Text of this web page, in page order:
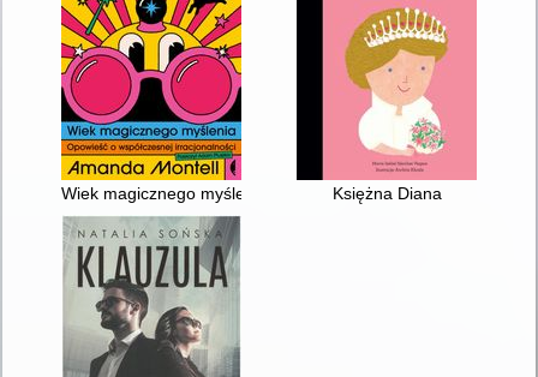
Wiek magicznego myślenia : opowieść o współczesnej
Księżna Diana